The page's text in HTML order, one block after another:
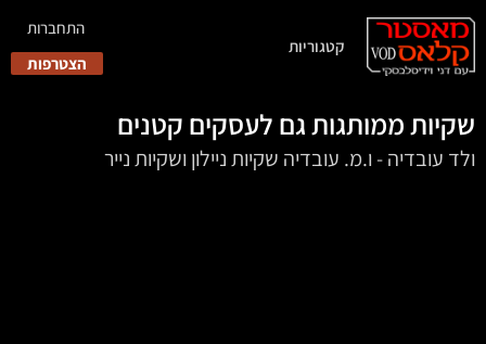
קטגוריות
התחברות
הצטרפות
שקיות ממותגות גם לעסקים קטנים
ולד עובדיה - ו.מ. עובדיה שקיות ניילון ושקיות נייר